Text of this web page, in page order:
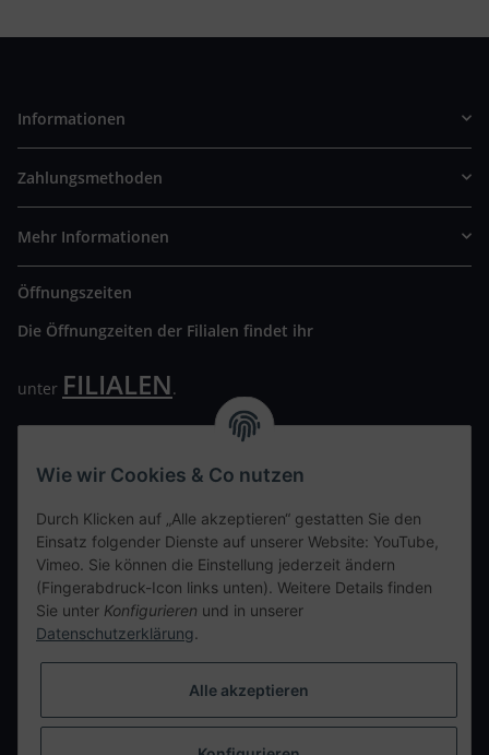
Informationen
Zahlungsmethoden
Mehr Informationen
Öffnungszeiten
Die Öffnungzeiten der Filialen findet ihr
unter FILIALEN.
Wir freuen uns auf Euren Besuch. Bitte beachtet die
Kontaktdaten
tweet
teilen
Wie wir Cookies & Co nutzen
Durch Klicken auf „Alle akzeptieren“ gestatten Sie den
Einsatz folgender Dienste auf unserer Website: YouTube,
Vimeo. Sie können die Einstellung jederzeit ändern
(Fingerabdruck-Icon links unten). Weitere Details finden
Sie unter Konfigurieren und in unserer
Datenschutzerklärung.
Alle akzeptieren